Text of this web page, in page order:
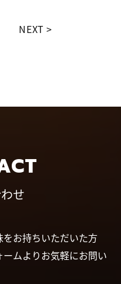
NEXT
せ
お持ちいただいた方
ムよりお気軽にお問い